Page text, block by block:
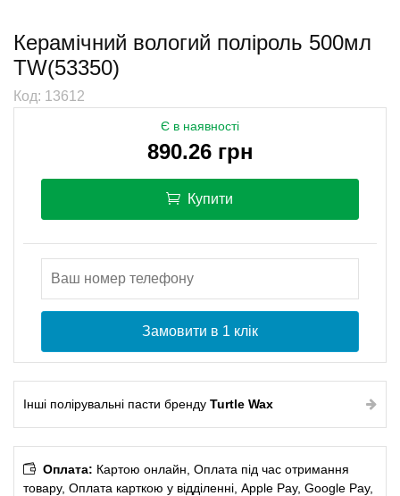
Керамічний вологий поліроль 500мл
TW(53350)
Код: 13612
Є в наявності
890.26 грн
Купити
Замовити в 1 клік
Інші полірувальні пасти бренду Turtle Wax
Оплата: Картою онлайн, Оплата під час отримання
товару, Оплата карткою у відділенні, Apple Pay, Google Pay,